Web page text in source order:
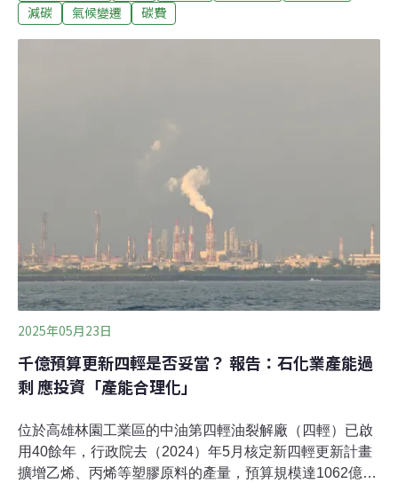
達46億 氣候團體籲投資人關注台塑石化今日召開股東會，
部門排放量 19.41%，約是全台灣排放量9.4%，位居台灣
析，台塑化為台灣碳排放量最大的私人企業，轉型規劃卻
極為不足，缺乏高碳資產的淘汰計劃，例如汽電共生廠之
燃煤鍋爐淘汰時程，或
減碳
氣候變遷 碳費
2025年05月23日
千億預算更新四輕是否妥當？ 報告：石化業產能過
剩 應投資「產能合理化」
位於高雄林園工業區的中油第四輕油裂解廠（四輕）已啟
用40餘年，行政院去（2024）年5月核定新四輕更新計畫
擴增乙烯、丙烯等塑膠原料的產量，預算規模達1062億